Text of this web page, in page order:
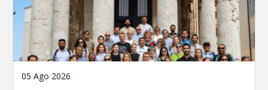
05 Ago 2026